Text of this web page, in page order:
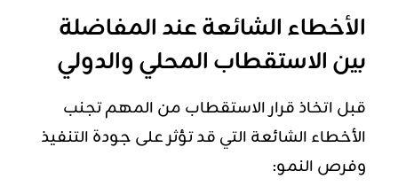
الأخطاء الشائعة عند المفاضلة
بين الاستقطاب المحلي والدولي
قبل اتخاذ قرار الاستقطاب من المهم تجنب
الأخطاء الشائعة التي قد تؤثر على جودة التنفيذ
وفرص النمو: